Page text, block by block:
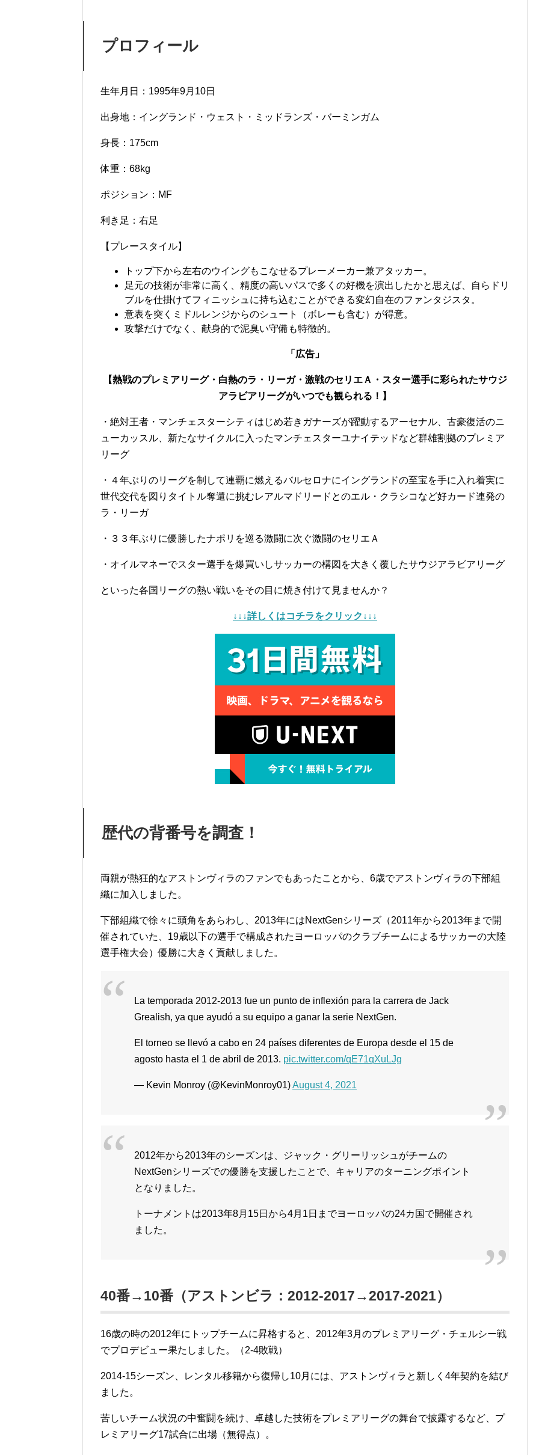
プロフィール
生年月日：1995年9月10日
出身地：イングランド・ウェスト・ミッドランズ・バーミンガム
身長：175cm
体重：68kg
ポジション：MF
利き足：右足
【プレースタイル】
トップ下から左右のウイングもこなせるプレーメーカー兼アタッカー。
足元の技術が非常に高く、精度の高いパスで多くの好機を演出したかと思えば、自らドリ
ブルを仕掛けてフィニッシュに持ち込むことができる変幻自在のファンタジスタ。
意表を突くミドルレンジからのシュート（ボレーも含む）が得意。
攻撃だけでなく、献身的で泥臭い守備も特徴的。
「広告」
【熱戦のプレミアリーグ・白熱のラ・リーガ・激戦のセリエＡ・スター選手に彩られたサウジ
アラビアリーグがいつでも観られる！】
・絶対王者・マンチェスターシティはじめ若きガナーズが躍動するアーセナル、古豪復活のニ
ューカッスル、新たなサイクルに入ったマンチェスターユナイテッドなど群雄割拠のプレミア
リーグ
・４年ぶりのリーグを制して連覇に燃えるバルセロナにイングランドの至宝を手に入れ着実に
世代交代を図りタイトル奪還に挑むレアルマドリードとのエル・クラシコなど好カード連発の
ラ・リーガ
・３３年ぶりに優勝したナポリを巡る激闘に次ぐ激闘のセリエＡ
・オイルマネーでスター選手を爆買いしサッカーの構図を大きく覆したサウジアラビアリーグ
といった各国リーグの熱い戦いをその目に焼き付けて見ませんか？
↓↓↓詳しくはコチラをクリック↓↓↓
歴代の背番号を調査！
両親が熱狂的なアストンヴィラのファンでもあったことから、6歳でアストンヴィラの下部組
織に加入しました。
下部組織で徐々に頭角をあらわし、2013年にはNextGenシリーズ（2011年から2013年まで開
催されていた、19歳以下の選手で構成されたヨーロッパのクラブチームによるサッカーの大陸
選手権大会）優勝に大きく貢献しました。
La temporada 2012-2013 fue un punto de inflexión para la carrera de Jack
Grealish, ya que ayudó a su equipo a ganar la serie NextGen.
El torneo se llevó a cabo en 24 países diferentes de Europa desde el 15 de
agosto hasta el 1 de abril de 2013. pic.twitter.com/qE71qXuLJg
— Kevin Monroy (@KevinMonroy01)August 4, 2021
2012年から2013年のシーズンは、ジャック・グリーリッシュがチームの
NextGenシリーズでの優勝を支援したことで、キャリアのターニングポイント
となりました。
トーナメントは2013年8月15日から4月1日までヨーロッパの24カ国で開催され
ました。
40番→10番（アストンビラ：2012-2017→2017-2021）
16歳の時の2012年にトップチームに昇格すると、2012年3月のプレミアリーグ・チェルシー戦
でプロデビュー果たしました。（2-4敗戦）
2014-15シーズン、レンタル移籍から復帰し10月には、アストンヴィラと新しく4年契約を結び
ました。
苦しいチーム状況の中奮闘を続け、卓越した技術をプレミアリーグの舞台で披露するなど、プ
レミアリーグ17試合に出場（無得点）。